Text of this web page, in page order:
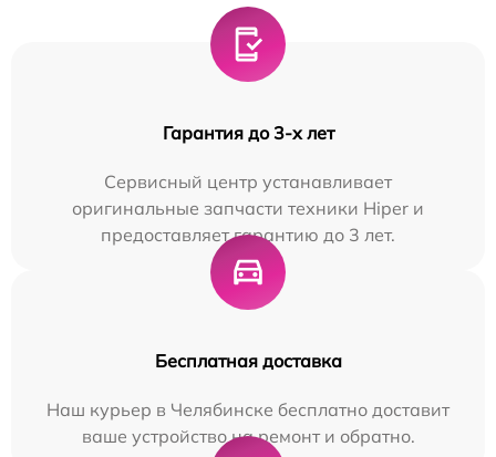
Гарантия до 3-х лет
Сервисный центр устанавливает
оригинальные запчасти техники Hiper и
предоставляет гарантию до 3 лет.
Бесплатная доставка
Наш курьер в Челябинске бесплатно доставит
ваше устройство на ремонт и обратно.